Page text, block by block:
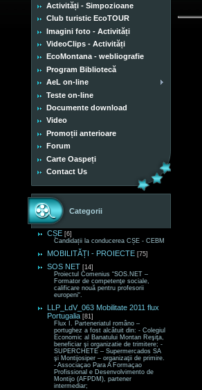
Activități - Simpozioane
Club turistic EcoTOUR
Imagini foto - Activități
VideoClips - Activități
EcoMontana - webliografie
Program Bibliotecă
AeL on-line
Teste on-line
Documente download
Video
Promoții anterioare
Forum
Carte Oaspeți
Contact Us
Categorii
CȘE [6]
Candidații la conducerea CȘE - CEBM
MOBILITĂȚI - PROIECTE [75]
SOS NET [14]
Proiectul Comenius “SOS.NET –
Formator de competenţe sociale,
calificare nouă pentru profesorii
europeni“.
LLP_LdV_063 Mobilitate 2011 flux
Portugalia [81]
Flux I. Parteneriatul româno –
portughez a fost alcătuit din: - Colegiul
Economic al Banatului Montan Reşiţa,
beneficiar şi organizatie de trimitere; -
SUPERCHETE – Supermercados SA
şi Montijosiper – organizaţii de primire.
- Associaçao Para A Formaçao
Profissional e Desenvolvimento de
Montijo (AFPDM), partener
intermediar;